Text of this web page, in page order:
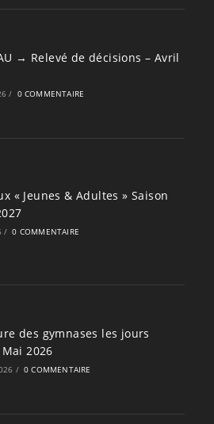
→ Relevé de décisions – Avril
/ 0 COMMENTAIRE
« Jeunes & Adultes » Saison
/ 0 COMMENTAIRE
des gymnases les jours
2026
/ 0 COMMENTAIRE